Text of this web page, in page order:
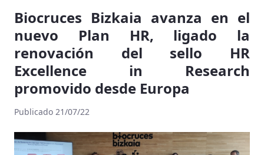
Biocruces Bizkaia avanza en el
nuevo Plan HR, ligado la
renovación del sello HR
Excellence in Research
promovido desde Europa
Publicado 21/07/22